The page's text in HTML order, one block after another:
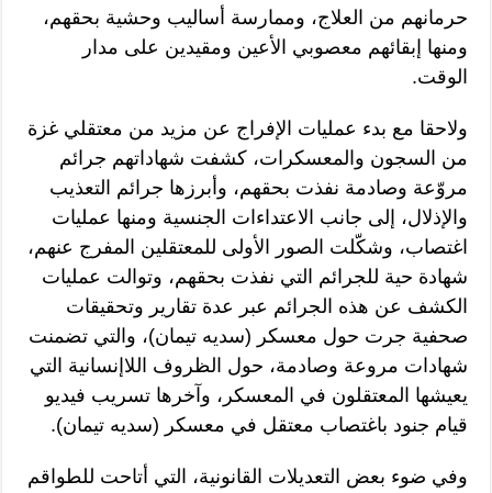
حرمانهم من العلاج، وممارسة أساليب وحشية بحقهم،
ومنها إبقائهم معصوبي الأعين ومقيدين على مدار
الوقت.
ولاحقا مع بدء عمليات الإفراج عن مزيد من معتقلي غزة
من السجون والمعسكرات، كشفت شهاداتهم جرائم
مروّعة وصادمة نفذت بحقهم، وأبرزها جرائم التعذيب
والإذلال، إلى جانب الاعتداءات الجنسية ومنها عمليات
اغتصاب، وشكّلت الصور الأولى للمعتقلين المفرج عنهم،
شهادة حية للجرائم التي نفذت بحقهم، وتوالت عمليات
الكشف عن هذه الجرائم عبر عدة تقارير وتحقيقات
صحفية جرت حول معسكر (سديه تيمان)، والتي تضمنت
شهادات مروعة وصادمة، حول الظروف اللاإنسانية التي
يعيشها المعتقلون في المعسكر، وآخرها تسريب فيديو
قيام جنود باغتصاب معتقل في معسكر (سديه تيمان).
وفي ضوء بعض التعديلات القانونية، التي أتاحت للطواقم